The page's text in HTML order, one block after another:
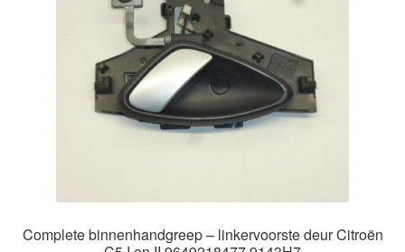
Complete binnenhandgreep – linkervoorste deur Citroën